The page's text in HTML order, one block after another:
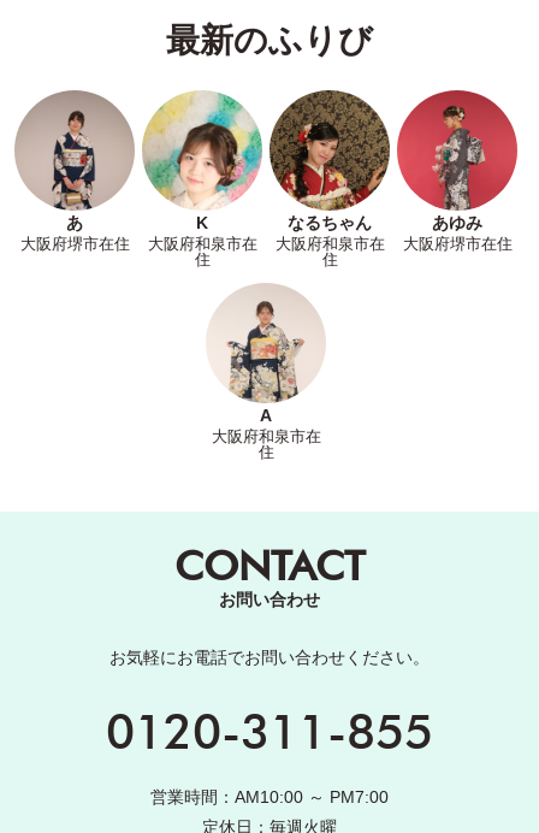
最新のふりび
あ
大阪府堺市在住
K
大阪府和泉市在
住
なるちゃん
大阪府和泉市在
住
あゆみ
大阪府堺市在住
A
大阪府和泉市在
住
CONTACT
お問い合わせ
お気軽にお電話でお問い合わせください。
0120-311-855
営業時間：AM10:00 ～ PM7:00
定休日：毎週火曜